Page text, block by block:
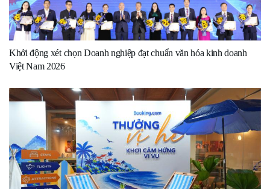
Khởi động xét chọn Doanh nghiệp đạt chuẩn văn hóa kinh doanh
Việt Nam 2026